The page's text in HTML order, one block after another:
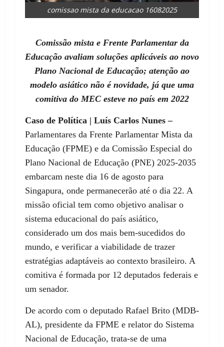
comissao mista da educacao 16082025
Comissãomistae Frente Parlamentar da
Educação avaliam soluções aplicáveis ao novo
Plano Nacional de Educação; atenção ao
modelo asiático não é novidade, já que uma
comitiva do MEC esteve no país em 2022
Caso de Política | Luís Carlos Nunes –
Parlamentares da Frente Parlamentar Mista da
Educação (FPME) e da Comissão Especial do
Plano Nacional de Educação (PNE) 2025-2035
embarcam neste dia 16 de agosto para
Singapura, onde permanecerão até o dia 22. A
missão oficial tem como objetivo analisar o
sistema educacional do país asiático,
considerado um dos mais bem-sucedidos do
mundo, e verificar a viabilidade de trazer
estratégias adaptáveis ao contexto brasileiro. A
comitiva é formada por 12 deputados federais e
um senador.
De acordo com o deputado Rafael Brito (MDB-
AL), presidente da FPME e relator do Sistema
Nacional de Educação, trata-se de uma